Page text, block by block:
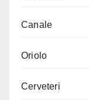
Canale
Oriolo
Cerveteri